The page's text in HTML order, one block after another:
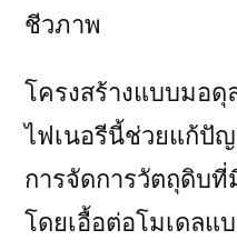
ชีวภาพ
โครงสร้างแบบมอดุ
ไฟเนอรีนี้ช่วยแก้ปั
การจัดการวัตถุดิบ
โดยเอื้อต่อโมเดลแ